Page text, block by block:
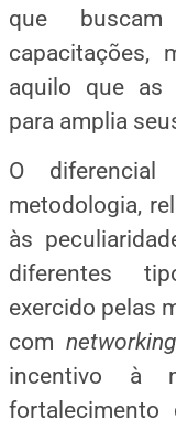
que buscam
capacitações,
aquilo que as
para amplia
O
metodologia,
às
diferentes
exercido pelas
comnetworking
incentivo à